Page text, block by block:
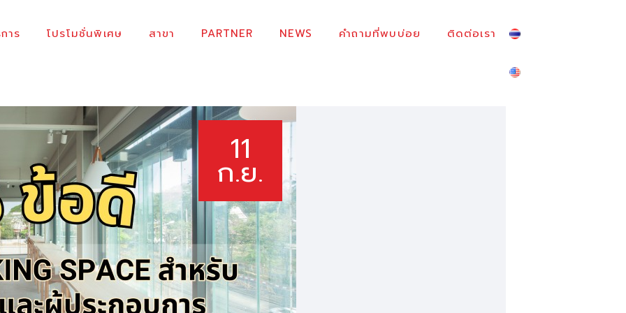
าร โปรโมชั่นพิเศษ สาขา PARTNER NEWS คำถามที่พบบ่อย ติดต่อเรา
PARTNER
NEWS
คำถามที่พบบ่อย
ติดต่อเรา
11
ก.ย.